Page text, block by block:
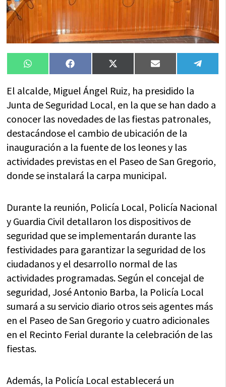
Compartir
en
WhatsAppCompartir
en
FacebookCompartir
en
X
(Twitter)
Compartir
en
Email
en
El alcalde, Miguel Ángel Ruiz, ha presidido la
Junta de Seguridad Local, en la que se han dado a
conocer las novedades de las fiestas patronales,
destacándose el cambio de ubicación de la
inauguración a la fuente de los leones y las
actividades previstas en el Paseo de San Gregorio,
donde se instalará la carpa municipal.
Durante la reunión, Policía Local, Policía Nacional
y Guardia Civil detallaron los dispositivos de
seguridad que se implementarán durante las
festividades para garantizar la seguridad de los
ciudadanos y el desarrollo normal de las
actividades programadas. Según el concejal de
seguridad, José Antonio Barba, la Policía Local
sumará a su servicio diario otros seis agentes más
en el Paseo de San Gregorio y cuatro adicionales
en el Recinto Ferial durante la celebración de las
fiestas.
Además, la Policía Local establecerá un